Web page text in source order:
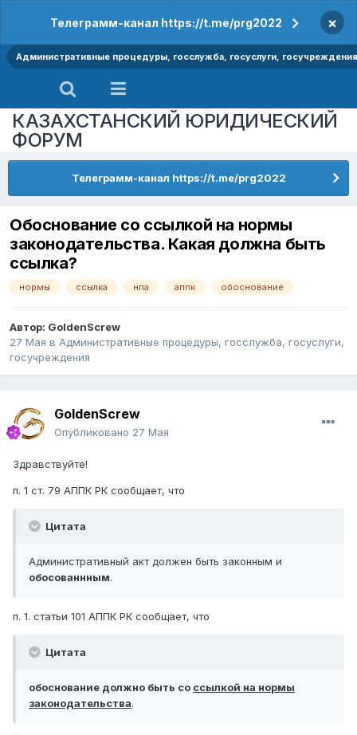
Телеграмм-канал https://t.me/prg2022 ×
Административные процедуры, госслужба, госуслуги, госучреждения
КАЗАХСТАНСКИЙ ЮРИДИЧЕСКИЙ
ФОРУМ
Телеграмм-канал https://t.me/prg2022
Обоснование со ссылкой на нормы
законодательства. Какая должна быть
ссылка?
нормы ссылка нпа аппк обоснование
Автор: GoldenScrew
27 Мая в Административные процедуры, госслужба, госуслуги,
госучреждения
GoldenScrew
Опубликовано 27 Мая
Здравствуйте!
п. 1 ст. 79 АППК РК сообщает, что
Цитата
Административный акт должен быть законным и
обосованнным.
п. 1. статьи 101 АППК РК сообщает, что
Цитата
обоснование должно быть со ссылкой на нормы
законодательства.